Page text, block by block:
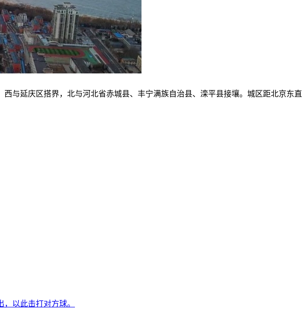
与延庆区搭界，北与河北省赤城县、丰宁满族自治县、滦平县接壤。城区距北京东直
以此击打对方球。